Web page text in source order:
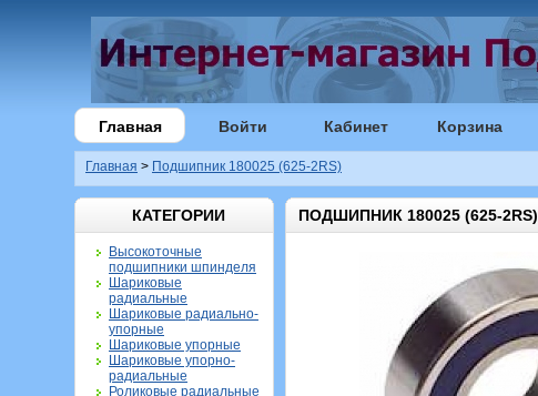
Главная Войти Кабинет Корзина
Главная > Подшипник 180025 (625-2RS)
КАТЕГОРИИ
Высокоточные
подшипники шпинделя
Шариковые
радиальные
Шариковые радиально-
упорные
Шариковые упорные
Шариковые упорно-
радиальные
Роликовые радиальные
ПОДШИПНИК 180025 (625-2RS)